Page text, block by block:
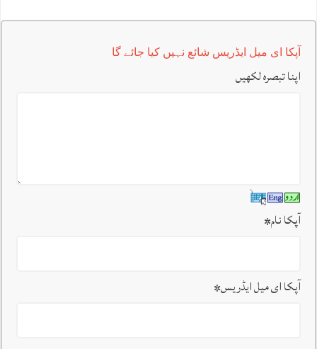
آپکا ای میل ایڈریس شائع نہیں کیا جائے گا
اپنا تبصرہ لکھیں
آپکا نام*
آپکا ای میل ایڈریس*